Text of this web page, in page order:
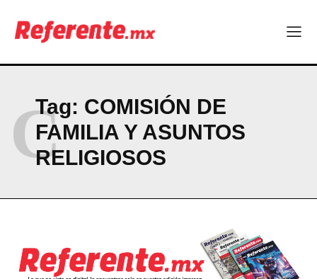
ABOUT
CONTACT
PRIVACY POLICY
NEWSLETTER
Tag: COMISIÓN DE
FAMILIA Y ASUNTOS
RELIGIOSOS
C